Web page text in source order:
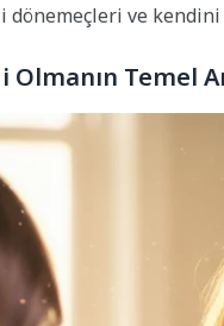
ve
Olmanın Temel